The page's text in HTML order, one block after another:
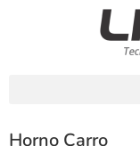
Horno Carro